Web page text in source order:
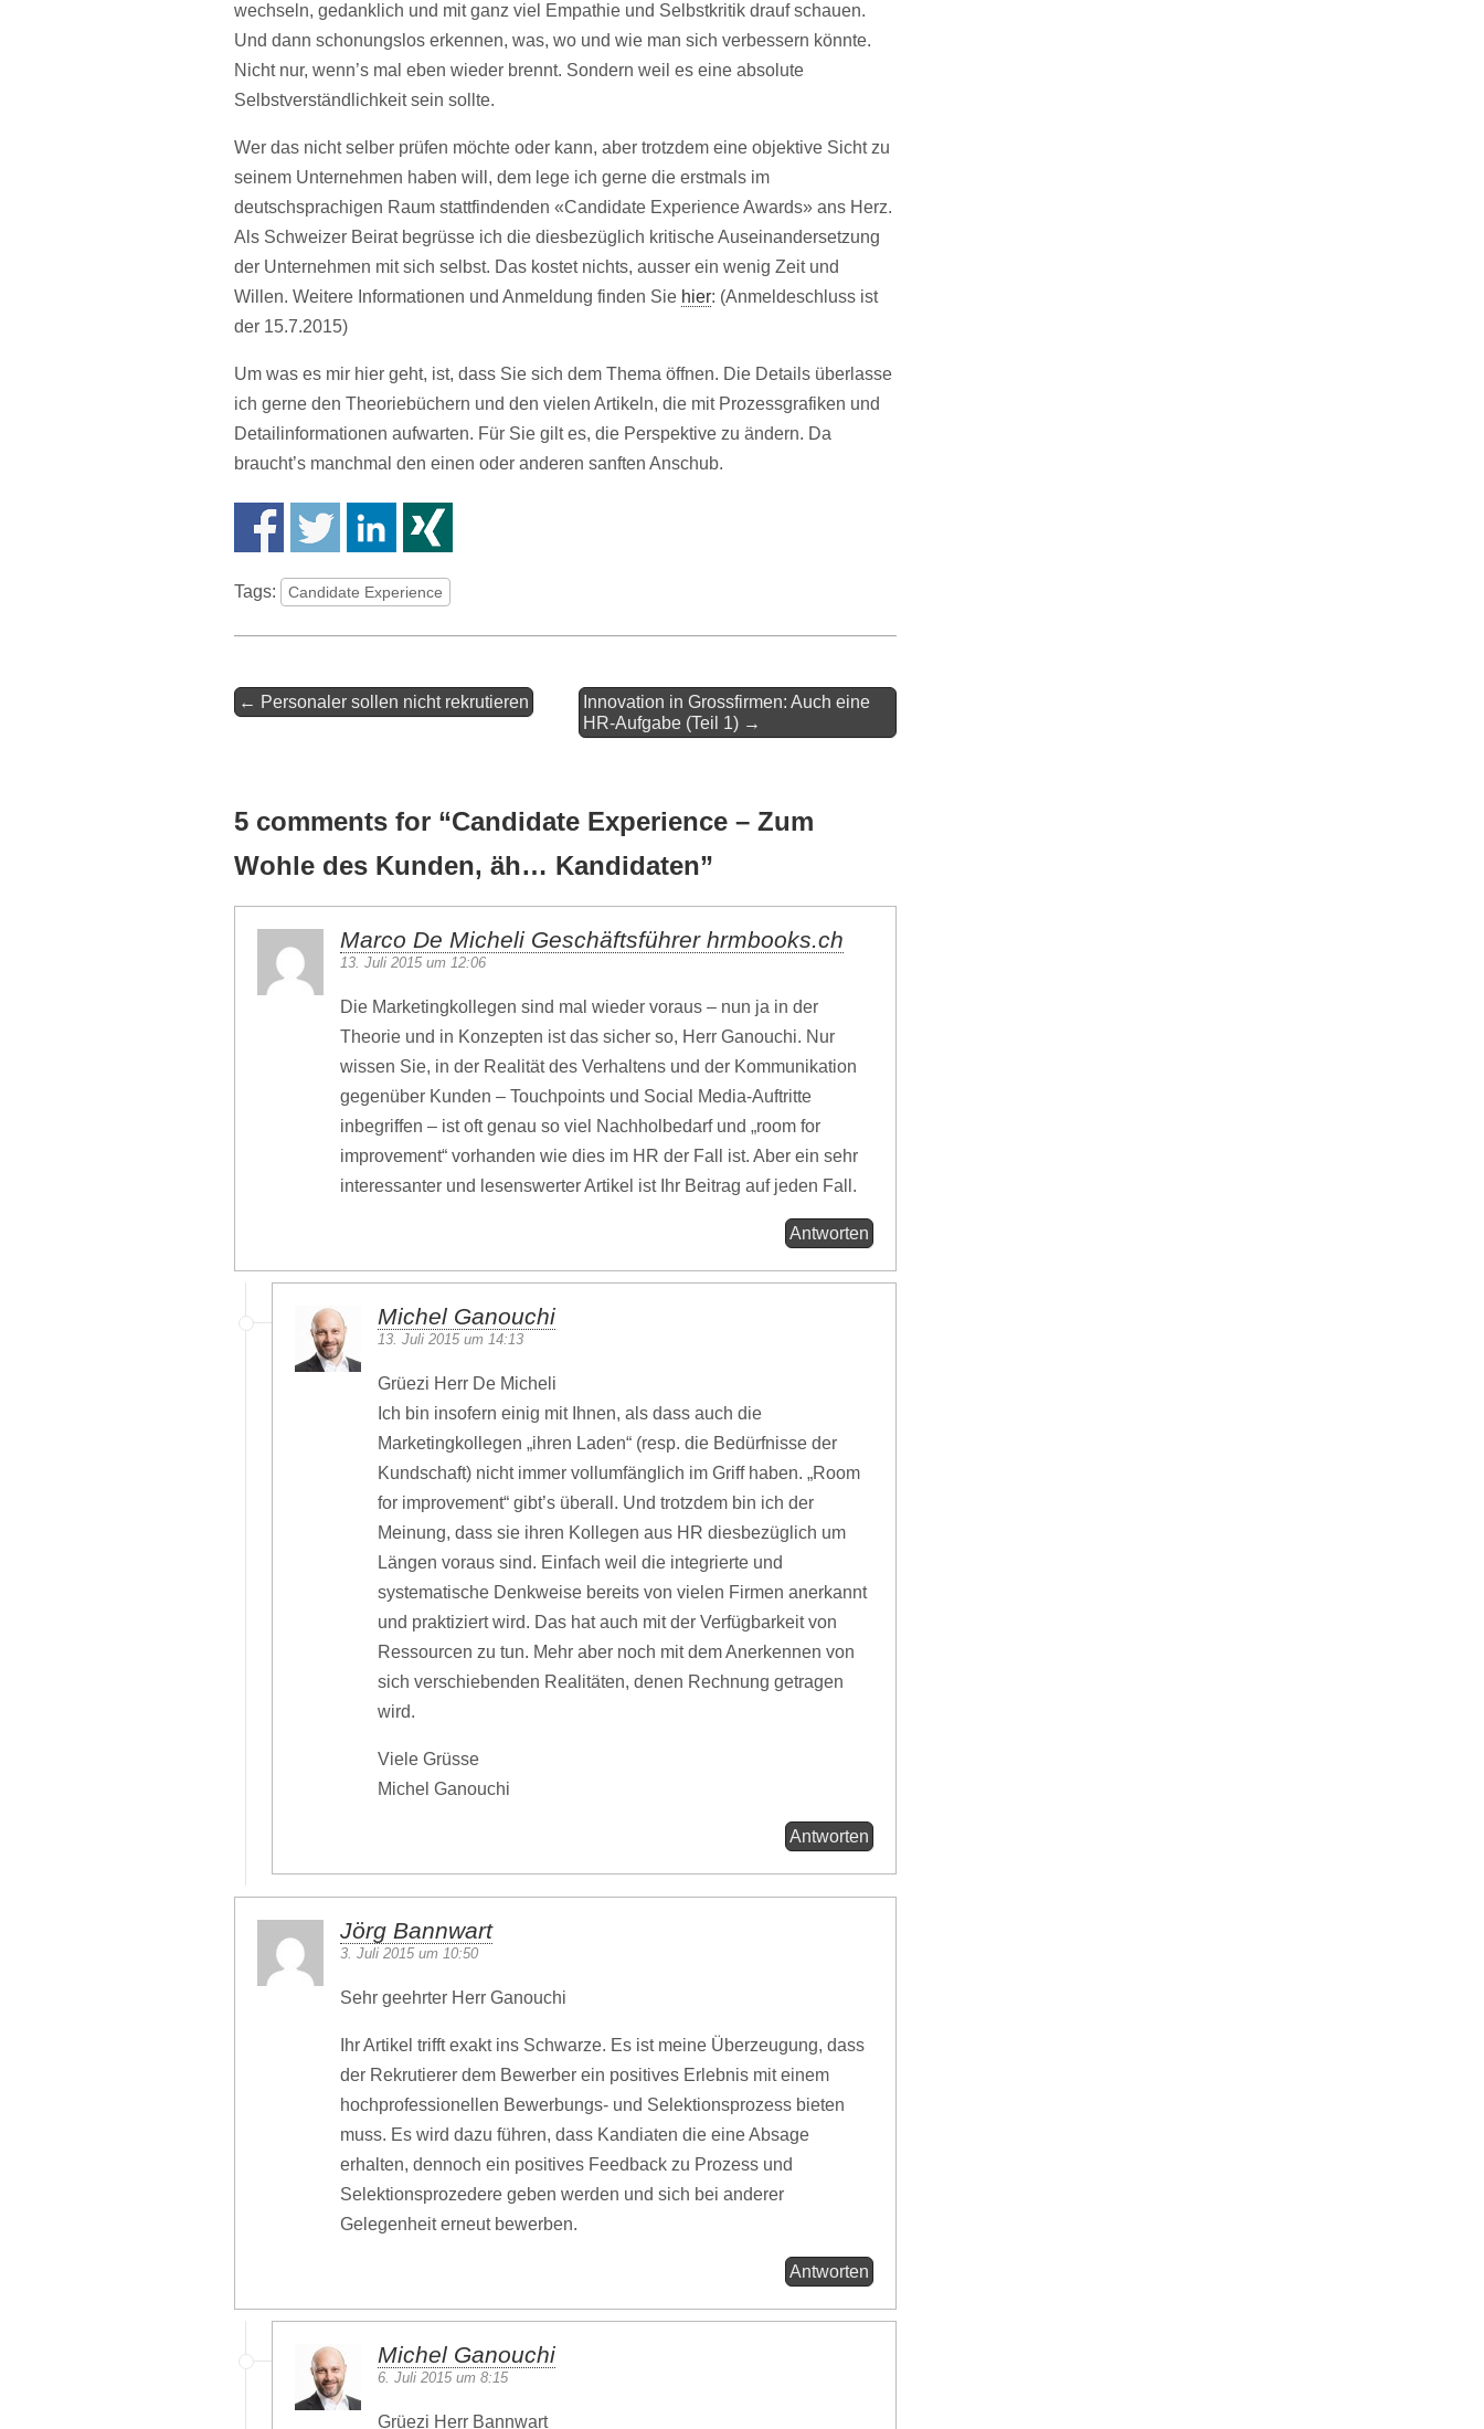
wechseln, gedanklich und mit ganz viel Empathie und Selbstkritik drauf schauen.
Und dann schonungslos erkennen, was, wo und wie man sich verbessern könnte.
Nicht nur, wenn’s mal eben wieder brennt. Sondern weil es eine absolute
Selbstverständlichkeit sein sollte.
Wer das nicht selber prüfen möchte oder kann, aber trotzdem eine objektive Sicht zu
seinem Unternehmen haben will, dem lege ich gerne die erstmals im
deutschsprachigen Raum stattfindenden «Candidate Experience Awards» ans Herz.
Als Schweizer Beirat begrüsse ich die diesbezüglich kritische Auseinandersetzung
der Unternehmen mit sich selbst. Das kostet nichts, ausser ein wenig Zeit und
Willen. Weitere Informationen und Anmeldung finden Sie hier: (Anmeldeschluss ist
der 15.7.2015)
Um was es mir hier geht, ist, dass Sie sich dem Thema öffnen. Die Details überlasse
ich gerne den Theoriebüchern und den vielen Artikeln, die mit Prozessgrafiken und
Detailinformationen aufwarten. Für Sie gilt es, die Perspektive zu ändern. Da
braucht’s manchmal den einen oder anderen sanften Anschub.
Tags: Candidate Experience
Artikel-
Navigation
← Personaler sollen nicht rekrutieren
Innovation in Grossfirmen: Auch eine
HR-Aufgabe (Teil 1) →
5 comments for “Candidate Experience – Zum
Wohle des Kunden, äh… Kandidaten”
Marco De Micheli Geschäftsführer hrmbooks.ch
13. Juli 2015 um 12:06
Die Marketingkollegen sind mal wieder voraus – nun ja in der
Theorie und in Konzepten ist das sicher so, Herr Ganouchi. Nur
wissen Sie, in der Realität des Verhaltens und der Kommunikation
gegenüber Kunden – Touchpoints und Social Media-Auftritte
inbegriffen – ist oft genau so viel Nachholbedarf und „room for
improvement“ vorhanden wie dies im HR der Fall ist. Aber ein sehr
interessanter und lesenswerter Artikel ist Ihr Beitrag auf jeden Fall.
Antworten
Michel Ganouchi
13. Juli 2015 um 14:13
Grüezi Herr De Micheli
Ich bin insofern einig mit Ihnen, als dass auch die
Marketingkollegen „ihren Laden“ (resp. die Bedürfnisse der
Kundschaft) nicht immer vollumfänglich im Griff haben. „Room
for improvement“ gibt’s überall. Und trotzdem bin ich der
Meinung, dass sie ihren Kollegen aus HR diesbezüglich um
Längen voraus sind. Einfach weil die integrierte und
systematische Denkweise bereits von vielen Firmen anerkannt
und praktiziert wird. Das hat auch mit der Verfügbarkeit von
Ressourcen zu tun. Mehr aber noch mit dem Anerkennen von
sich verschiebenden Realitäten, denen Rechnung getragen
wird.
Viele Grüsse
Michel Ganouchi
Antworten
Jörg Bannwart
3. Juli 2015 um 10:50
Sehr geehrter Herr Ganouchi
Ihr Artikel trifft exakt ins Schwarze. Es ist meine Überzeugung, dass
der Rekrutierer dem Bewerber ein positives Erlebnis mit einem
hochprofessionellen Bewerbungs- und Selektionsprozess bieten
muss. Es wird dazu führen, dass Kandiaten die eine Absage
erhalten, dennoch ein positives Feedback zu Prozess und
Selektionsprozedere geben werden und sich bei anderer
Gelegenheit erneut bewerben.
Antworten
Michel Ganouchi
6. Juli 2015 um 8:15
Grüezi Herr Bannwart